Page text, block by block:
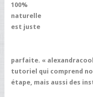
100%
naturelle
est juste
parfaite. «
tutoriel qui comprend
étape, mais aussi des